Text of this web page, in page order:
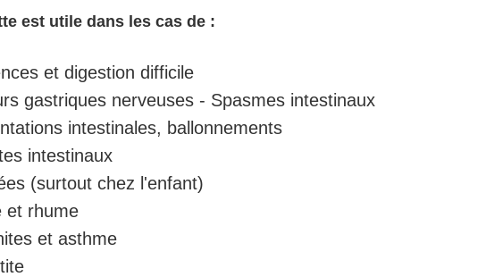
est utile dans les cas de :
et digestion difficile
gastriques nerveuses - Spasmes intestinaux
intestinales, ballonnements
intestinaux
(surtout chez l'enfant)
et rhume
et asthme